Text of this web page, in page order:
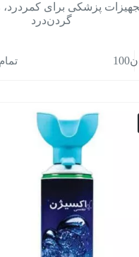
پزشکی برای کمردرد،
گردن‌درد
100